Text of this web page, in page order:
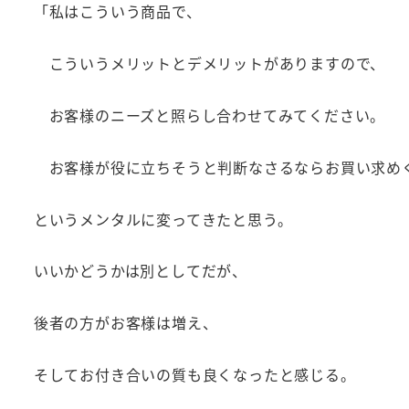
「私はこういう商品で、
こういうメリットとデメリットがありますので、
お客様のニーズと照らし合わせてみてください。
お客様が役に立ちそうと判断なさるならお買い求め
というメンタルに変ってきたと思う。
いいかどうかは別としてだが、
後者の方がお客様は増え、
そしてお付き合いの質も良くなったと感じる。